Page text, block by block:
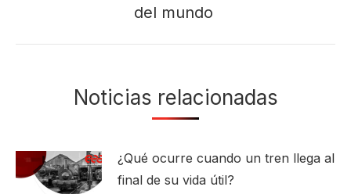
siguiente:
del mundo
Noticias relacionadas
¿Qué ocurre cuando un tren llega al
final de su vida útil?